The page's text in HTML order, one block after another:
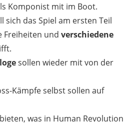
Komponist mit im Boot.
sich das Spiel am ersten Teil
Freiheiten und verschiedene
sollen wieder mit von der
Kämpfe selbst sollen auf
was in Human Revolution